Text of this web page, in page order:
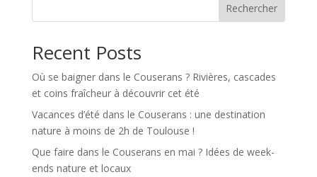
Rechercher
Recent Posts
Où se baigner dans le Couserans ? Rivières, cascades
et coins fraîcheur à découvrir cet été
Vacances d’été dans le Couserans : une destination
nature à moins de 2h de Toulouse !
Que faire dans le Couserans en mai ? Idées de week-
ends nature et locaux